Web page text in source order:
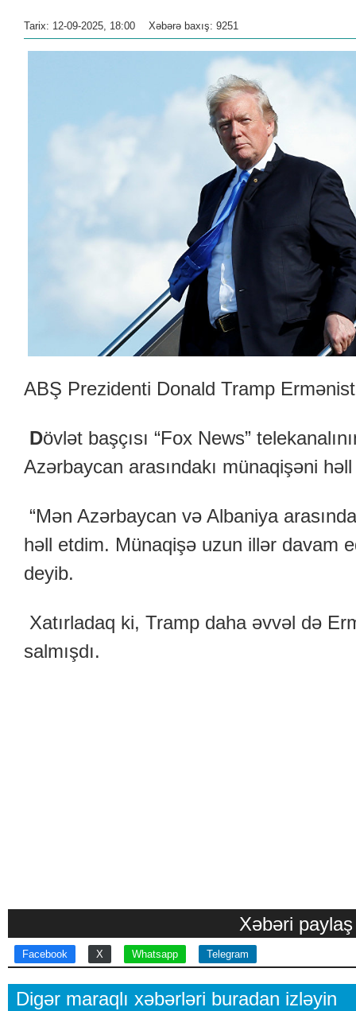
Tarix: 12-09-2025, 18:00 Xəbərə baxış: 9251
ABŞ Prezidenti Donald Tramp
Dövlət başçısı “Fox News”
Azərbaycan arasındakı münaqişəni
“Mən Azərbaycan və Albaniya
həll etdim. Münaqişə uzun illər davam
deyib.
Xatırladaq ki, Tramp daha əvvəl də
salmışdı.
Xəbəri paylaş
Facebook X Whatsapp Telegram
Digər maraqlı xəbərləri buradan izləyin